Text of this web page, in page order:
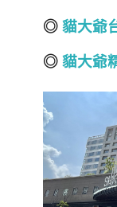
◎ 貓大爺
◎ 貓大爺